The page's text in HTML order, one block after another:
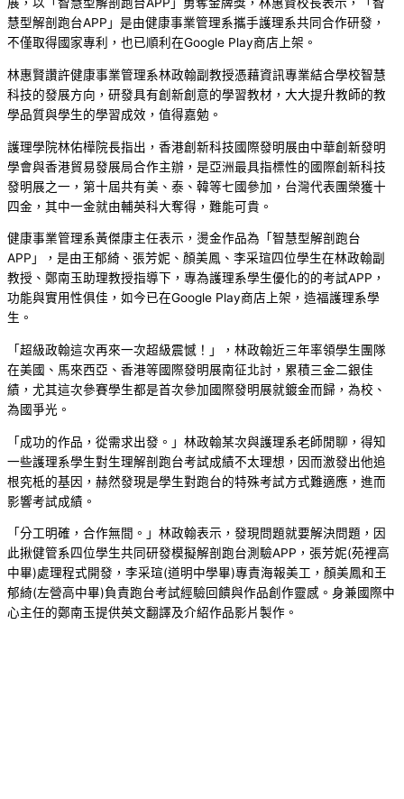
展，以「智慧型解剖跑台APP」勇奪金牌獎，林惠賢校長表示，「智
慧型解剖跑台APP」是由健康事業管理系攜手護理系共同合作研發，
不僅取得國家專利，也已順利在Google Play商店上架。
林惠賢讚許健康事業管理系林政翰副教授憑藉資訊專業結合學校智慧
科技的發展方向，研發具有創新創意的學習教材，大大提升教師的教
學品質與學生的學習成效，值得嘉勉。
護理學院林佑樺院長指出，香港創新科技國際發明展由中華創新發明
學會與香港貿易發展局合作主辦，是亞洲最具指標性的國際創新科技
發明展之一，第十屆共有美、泰、韓等七國參加，台灣代表團榮獲十
四金，其中一金就由輔英科大奪得，難能可貴。
健康事業管理系黃傑康主任表示，燙金作品為「智慧型解剖跑台
APP」，是由王郁綺、張芳妮、顏美鳳、李采瑄四位學生在林政翰副
教授、鄭南玉助理教授指導下，專為護理系學生優化的的考試APP，
功能與實用性俱佳，如今已在Google Play商店上架，造福護理系學
生。
「超級政翰這次再來一次超級震憾！」，林政翰近三年率領學生團隊
在美國、馬來西亞、香港等國際發明展南征北討，累積三金二銀佳
績，尤其這次參賽學生都是首次參加國際發明展就鍍金而歸，為校、
為國爭光。
「成功的作品，從需求出發。」林政翰某次與護理系老師閒聊，得知
一些護理系學生對生理解剖跑台考試成績不太理想，因而激發出他追
根究柢的基因，赫然發現是學生對跑台的特殊考試方式難適應，進而
影響考試成績。
「分工明確，合作無間。」林政翰表示，發現問題就要解決問題，因
此揪健管系四位學生共同研發模擬解剖跑台測驗APP，張芳妮(苑裡高
中畢)處理程式開發，李采瑄(道明中學畢)專責海報美工，顏美鳳和王
郁綺(左營高中畢)負責跑台考試經驗回饋與作品創作靈感。身兼國際中
心主任的鄭南玉提供英文翻譯及介紹作品影片製作。